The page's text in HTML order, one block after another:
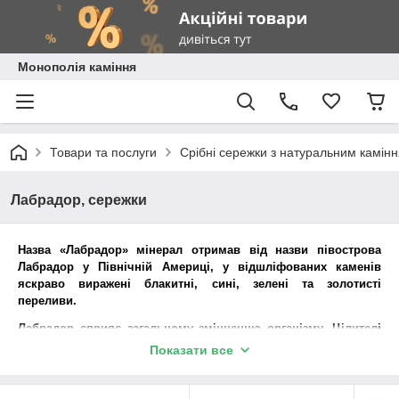
Монополія каміння
Товари та послуги Срібні сережки з натуральним
Лабрадор, сережки
Назва «Лабрадор» мінерал отримав від назви півострова
Лабрадор у Північній Америці, у відшліфованих каменів
яскраво виражені блакитні, сині, зелені та золотисті
переливи.
Лабрадор сприяє загальному зміцненню організму. Цілителі
вважають, що лабрадор полегшує болі при захворюваннях
Показати все